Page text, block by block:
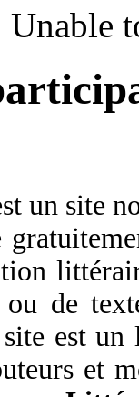
Unable
un site
de
est un
et